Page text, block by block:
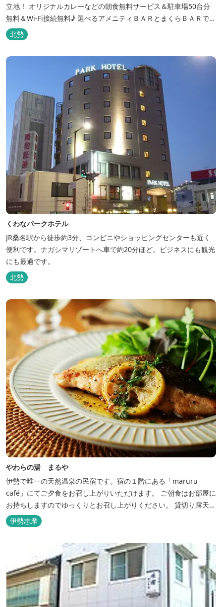
立地！ オリジナルカレーなどの朝食無料サービス＆駐車場50台分
無料＆Wi-Fi接続無料♪ 選べるアメニティＢＡＲとまくらＢＡＲで快
適な滞在をサポート！
北勢
くわなパークホテル
JR桑名駅から徒歩約3分、コンビニやショッピングセンターも近く
便利です。ナガシマリゾートへ車で約20分ほど。ビジネスにも観光
にも最適です。
北勢
やわらの湯 まるや
伊勢で唯一の天然温泉の民宿です。宿の１階にある「maruru
café」にてご夕食をお召し上がりいただけます。 ご朝食はお部屋に
お持ちしますのでゆっくりとお召し上がりください。 貸切り露天風
呂完備、駅近、夫婦岩まで徒歩15分です。
伊勢志摩